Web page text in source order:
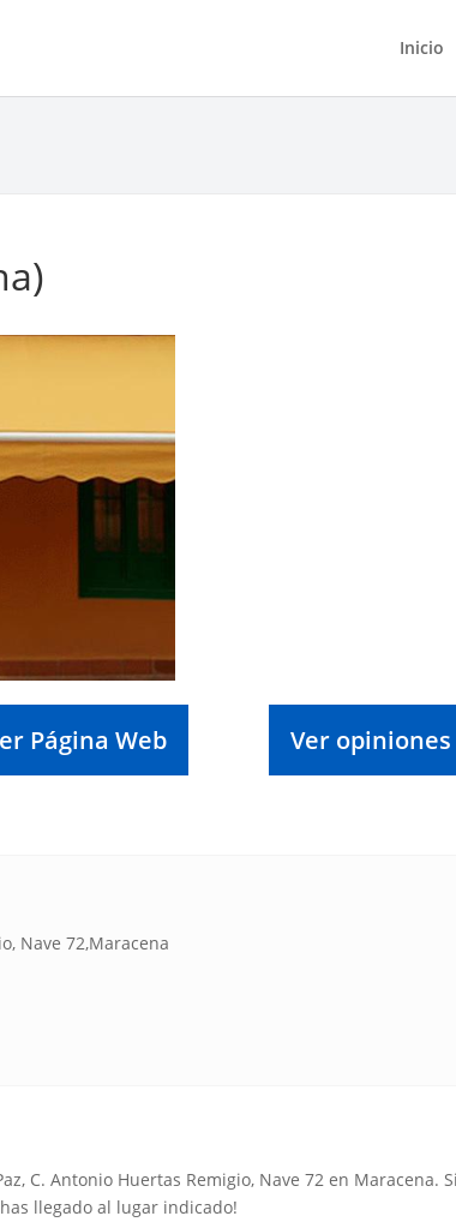
Inicio
Página Web Ver opiniones
Nave 72,Maracena
C. Antonio Huertas Remigio, Nave 72 en Maracena. Si
llegado al lugar indicado!